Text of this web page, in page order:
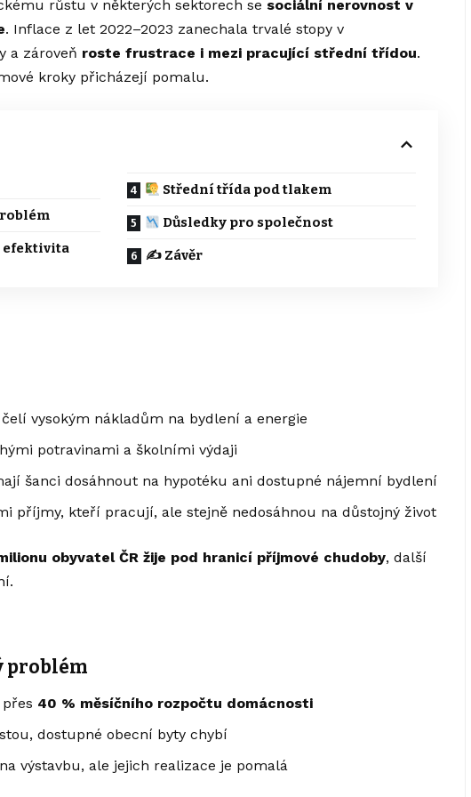
růstu v některých sektorech se sociální nerovnost v
. Inflace z let 2022–2023 zanechala trvalé stopy v
a zároveň roste frustrace i mezi pracující střední třídou.
kroky přicházejí pomalu.
efektivita
Střední třída pod tlakem
Důsledky pro společnost
✍️ Závěr
vysokým nákladům na bydlení a energie
potravinami a školními výdaji
šanci dosáhnout na hypotéku ani dostupné nájemní bydlení
příjmy, kteří pracují, ale stejně nedosáhnou na důstojný život
obyvatel ČR žije pod hranicí příjmové chudoby, další
problém
40 % měsíčního rozpočtu domácnosti
dostupné obecní byty chybí
výstavbu, ale jejich realizace je pomalá